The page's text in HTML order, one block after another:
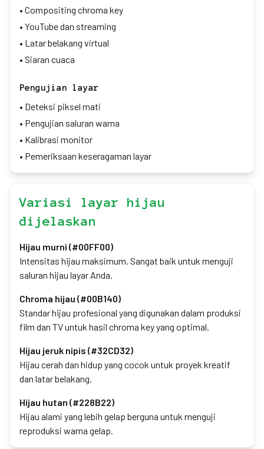
• Compositing chroma key
• YouTube dan streaming
• Latar belakang virtual
• Siaran cuaca
Pengujian layar
• Deteksi piksel mati
• Pengujian saluran warna
• Kalibrasi monitor
• Pemeriksaan keseragaman layar
Variasi layar hijau
dijelaskan
Hijau murni (#00FF00)
Intensitas hijau maksimum. Sangat baik untuk menguji
saluran hijau layar Anda.
Chroma hijau (#00B140)
Standar hijau profesional yang digunakan dalam produksi
film dan TV untuk hasil chroma key yang optimal.
Hijau jeruk nipis (#32CD32)
Hijau cerah dan hidup yang cocok untuk proyek kreatif
dan latar belakang.
Hijau hutan (#228B22)
Hijau alami yang lebih gelap berguna untuk menguji
reproduksi warna gelap.